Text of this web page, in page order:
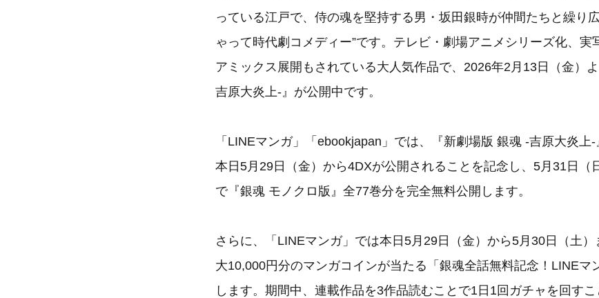
っている江戸で、侍の魂を堅持する男・坂田銀時が仲間たちと繰り
ゃって時代劇コメディー”です。テレビ・劇場アニメシリーズ化、実
アミックス展開もされている大人気作品で、2026年2月13日（金）
吉原大炎上-』が公開中です。
「LINEマンガ」「ebookjapan」では、『新劇場版 銀魂 -吉原大炎上
本日5月29日（金）から4DXが公開されることを記念し、5月31日（
で『銀魂 モノクロ版』全77巻分を完全無料公開します。
さらに、「LINEマンガ」では本日5月29日（金）から5月30日（土
大10,000円分のマンガコインが当たる「銀魂全話無料記念！LINEマ
します。期間中、連載作品を3作品読むことで1日1回ガチャを回す